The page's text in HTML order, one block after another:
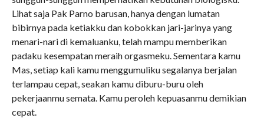
Lihat saja Pak Parno barusan, hanya dengan lumatan
bibirnya pada ketiakku dan kobokkan jari-jarinya yang
menari-nari di kemaluanku, telah mampu memberikan
padaku kesempatan meraih orgasmeku. Sementara kamu
Mas, setiap kali kamu menggumuliku segalanya berjalan
terlampau cepat, seakan kamu diburu-buru oleh
pekerjaanmu semata. Kamu peroleh kepuasanmu demikian
cepat.